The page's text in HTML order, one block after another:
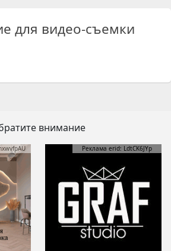
для видео-съемки
внимание
Реклама erid: LdtCK6JYp